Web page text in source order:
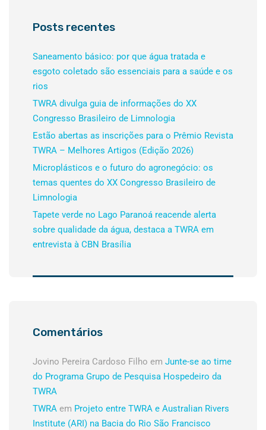
Posts recentes
Saneamento básico: por que água tratada e
esgoto coletado são essenciais para a saúde e os
rios
TWRA divulga guia de informações do XX
Congresso Brasileiro de Limnologia
Estão abertas as inscrições para o Prêmio Revista
TWRA – Melhores Artigos (Edição 2026)
Microplásticos e o futuro do agronegócio: os
temas quentes do XX Congresso Brasileiro de
Limnologia
Tapete verde no Lago Paranoá reacende alerta
sobre qualidade da água, destaca a TWRA em
entrevista à CBN Brasília
Comentários
Jovino Pereira Cardoso Filho em Junte-se ao time
do Programa Grupo de Pesquisa Hospedeiro da
TWRA
TWRA em Projeto entre TWRA e Australian Rivers
Institute (ARI) na Bacia do Rio São Francisco